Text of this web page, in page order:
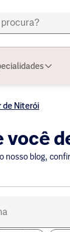
de Niterói
você
nosso blog,